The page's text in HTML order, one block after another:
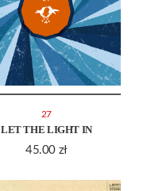
LET THE LIGHT IN
45.00 zł
27